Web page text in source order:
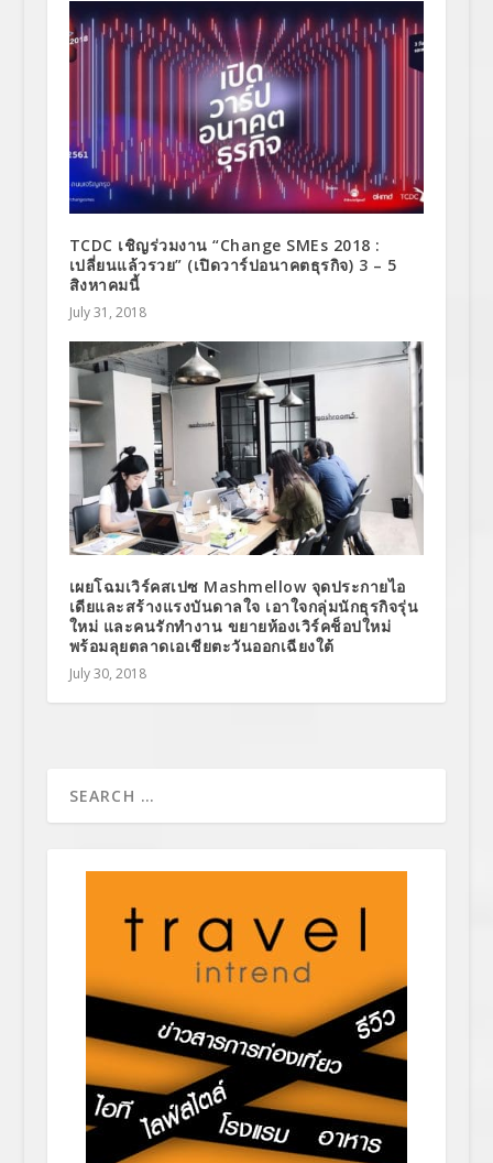
TCDC เชิญร่วมงาน “Change SMEs 2018 :
เปลี่ยนแล้วรวย” (เปิดวาร์ปอนาคตธุรกิจ) 3 – 5
สิงหาคมนี้
July 31, 2018
เผยโฉมเวิร์คสเปซ Mashmellow จุดประกายไอ
เดียและสร้างแรงบันดาลใจ เอาใจกลุ่มนักธุรกิจรุ่น
ใหม่ และคนรักทำงาน ขยายห้องเวิร์คช็อปใหม่
พร้อมลุยตลาดเอเชียตะวันออกเฉียงใต้
July 30, 2018